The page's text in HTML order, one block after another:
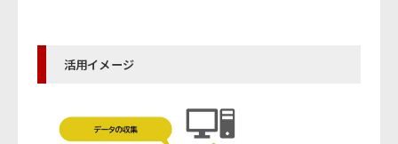
活用イメージ